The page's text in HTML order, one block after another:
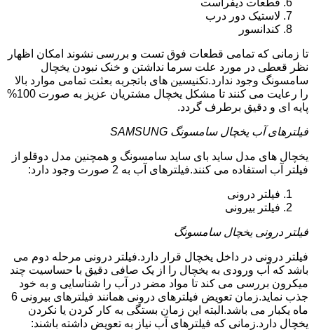
لاستیک دور درب
کندانسور
تا زمانی که تمامی قطعات فوق تست و بررسی نشوند امکان اظهار
نظر قعطی در مورد علت سرما نداشتن و خنک نبودن یخچال
سامسونگ وجود ندارد.تکنیسین های باتجربه بعثت تمامی موارد بالا
را رعایت می کنند تا مشکل یخچال مشتریان عزیز به صورت 100%
پایه ای و دقیق برطرف گردد.
فیلترهای آب یخچال سامسونگ SAMSUNG
یخچال های مدل ساید بای ساید سامسونگ و همچنین مدل دوقلو از
فیلتر آب استفاده می کنند.فیلترهای آب به 2 صورت وجود دارد:
فیلتر درونی
فیلتر بیرونی
فیلتر درونی یخچال سامسونگ
فیلتر درونی در داخل یخچال قرار دارد.فیلتر درونی مرحله دوم می
باشد که آب ورودی به یخچال را از یک صافی دقیق با حساسیت چند
میکرون بررسی می کند تا مواد مضر در آب را شناسایی و به خود
جذب نماید.زمان تعویض فیلترهای درونی همانند فیلترهای بیرونی 6
ماه یکبار می باشد.البته این زمان بستگی به کار کردن یا نکردن
یخچال دارد.زمانی که فیلترهای آب نیاز به تعویض داشته باشند: